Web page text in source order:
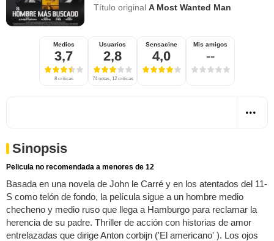
Título originalA Most Wanted Man
Medios
3,7
8 críticas
Usuarios
2,8
74 notas, 12 críticas
Sensacine
4,0
Mis amigos
--
Sinopsis
Pelicula no recomendada a menores de 12
Basada en una novela de John le Carré y en los atentados del 11-
S como telón de fondo, la película sigue a un hombre medio
checheno y medio ruso que llega a Hamburgo para reclamar la
herencia de su padre. Thriller de acción con historias de amor
entrelazadas que dirige Anton corbijn ('El americano' ). Los ojos